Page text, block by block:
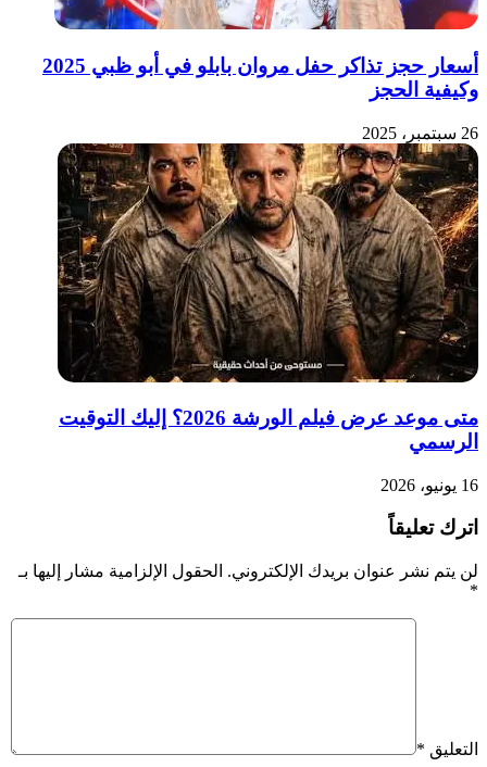
أسعار حجز تذاكر حفل مروان بابلو في أبو ظبي 2025
وكيفية الحجز
26 سبتمبر، 2025
متى موعد عرض فيلم الورشة 2026؟ إليك التوقيت
الرسمي
16 يونيو، 2026
اترك تعليقاً
لن يتم نشر عنوان بريدك الإلكتروني. الحقول الإلزامية مشار إليها بـ
*
التعليق *